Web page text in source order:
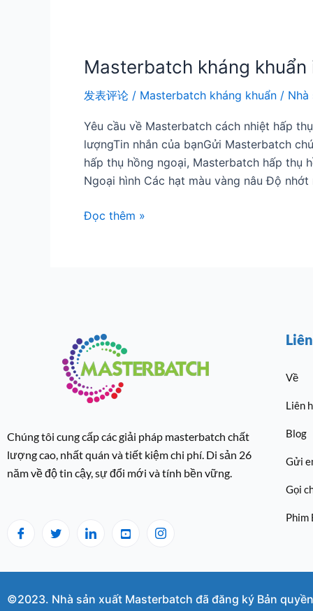
Masterbatch kháng
发表评论 / Masterbatch kháng khuẩn / Nhà
Yêu cầu về Masterbatch cách nhiệt hấp
lượngTin nhắn của bạnGửi Masterbatch
hấp thụ hồng ngoại, Masterbatch hấp thụ
Ngoại hình Các hạt màu vàng nâu Độ
Đọc thêm »
Chúng tôi cung cấp các giải pháp masterbatch chất
lượng cao, nhất quán và tiết kiệm chi phí. Di sản 26
năm về độ tin cậy, sự đổi mới và tính bền vững.
Về
Liên
Blog
Gửi
Gọi
Phim
©2023. Nhà sản xuất Masterbatch đã đăng ký Bản